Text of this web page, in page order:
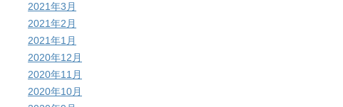
2021年3月
2021年2月
2021年1月
2020年12月
2020年11月
2020年10月